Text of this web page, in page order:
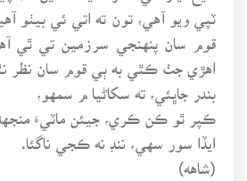
ٽپي ويو آهي، تون ته اتي ئي بيٺو
قوم سان پنهنجي سرزمين تي ٿي
اهڙي جٺ ڪٿي به ٻي قوم سان نظر
بندر جاڀئي، ته سکاڻيا م سمهو،
ڪپر ٿو ڪن ڪري، جيئن ماٽيءَ
ايڏا سور سهي، ننڊ نه ڪجي ناگئا.
(شاهه)